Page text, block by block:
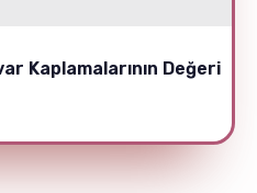
Kaplamalarının Değeri